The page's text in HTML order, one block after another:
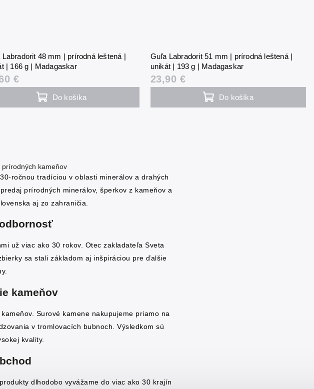
Labradorit 48 mm | prírodná leštená |
| 166 g | Madagaskar
€
Do košíka
Guľa Labradorit 51 mm | prírodná leštená |
unikát | 193 g | Madagaskar
23,90 €
Do košíka
kameňov
ročnou tradíciou v oblasti minerálov a drahých
prírodných minerálov, šperkov z kameňov a
aj zo zahraničia.
už viac ako 30 rokov. Otec zakladateľa Sveta
sa stali základom aj inšpiráciou pre ďalšie
kameňov
Surové kamene nakupujeme priamo na
v tromlovacích bubnoch. Výsledkom sú
kvality.
dlhodobo vyvážame do viac ako 30 krajín